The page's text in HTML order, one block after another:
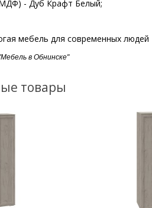
- Дуб Крафт Белый;
мебель для современных людей
в Обнинске"
товары